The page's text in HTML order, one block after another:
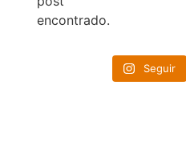
encontrado.
Seguir